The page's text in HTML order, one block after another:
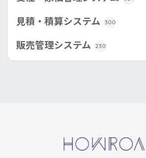
見積・積算システム 300
販売管理システム 230